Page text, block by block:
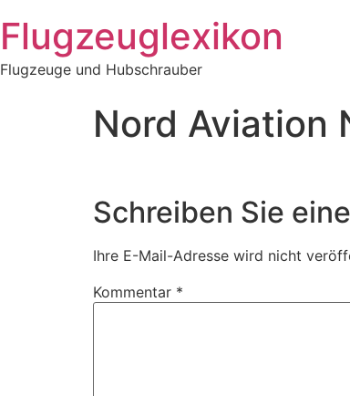
Inhalt
springen
Flugzeuglexikon
Flugzeuge und Hubschrauber
Nord Aviation
Schreiben Sie
Ihre E-Mail-Adresse wird nicht
Kommentar *